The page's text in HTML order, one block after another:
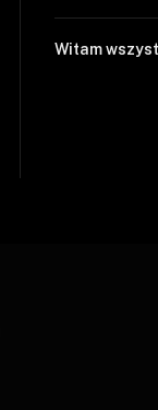
Witam